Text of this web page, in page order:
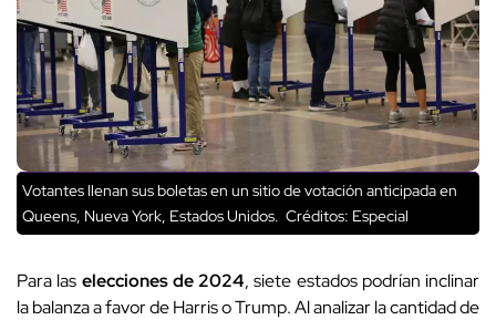
Votantes llenan sus boletas en un sitio de votación anticipada en
Queens, Nueva York, Estados Unidos. Créditos: Especial
Para las elecciones de 2024, siete estados podrían inclinar
la balanza a favor de Harris o Trump. Al analizar la cantidad de